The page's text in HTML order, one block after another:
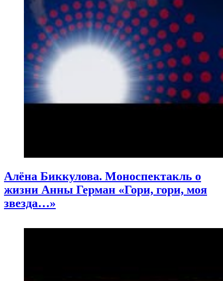
Алёна Биккулова. Моноспектакль о
жизни Анны Герман «Гори, гори, моя
звезда…»